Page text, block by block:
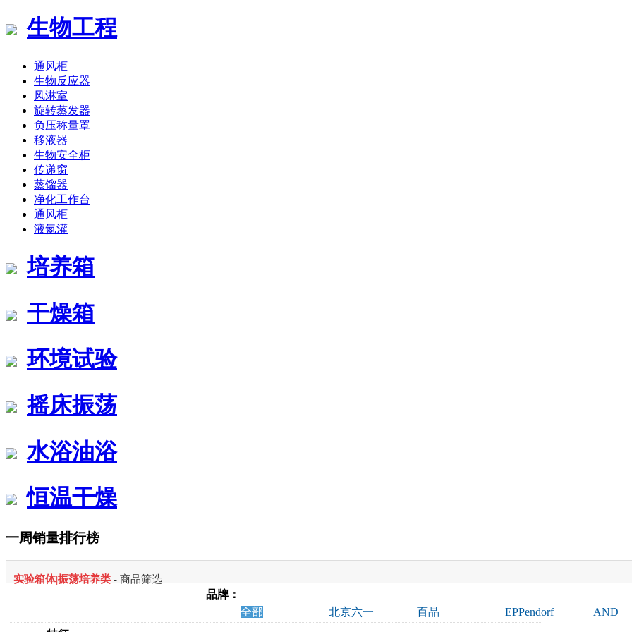
生物工程
通风柜
生物反应器
风淋室
旋转蒸发器
负压称量罩
移液器
生物安全柜
传递窗
蒸馏器
净化工作台
通风柜
液氮灌
培养箱
干燥箱
环境试验
摇床振荡
水浴油浴
恒温干燥
一周销量排行榜
实验箱体|振荡培养类 - 商品筛选
品牌：
全部
北京六一 百晶 EPPendorf
AND